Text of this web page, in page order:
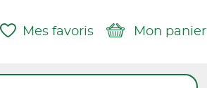
Mes favoris Mon panier